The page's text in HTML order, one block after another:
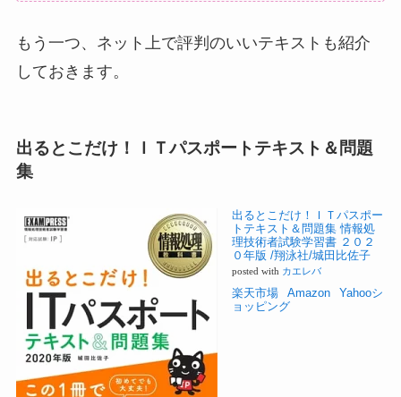
もう一つ、ネット上で評判のいいテキストも紹介
しておきます。
出るとこだけ！ＩＴパスポートテキスト＆問題
集
出るとこだけ！ＩＴパスポー
トテキスト＆問題集 情報処
理技術者試験学習書 ２０２
０年版 /翔泳社/城田比佐子
posted with カエレバ
楽天市場 Amazon
Yahooシ
ョッピング